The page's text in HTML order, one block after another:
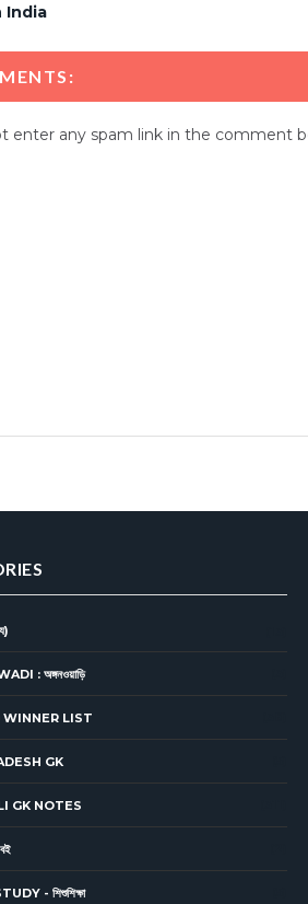
India
enter any spam link in the comment
: অঙ্গনওয়াড়ি
WINNER LIST
GK
GK NOTES
- শিশুশিক্ষা